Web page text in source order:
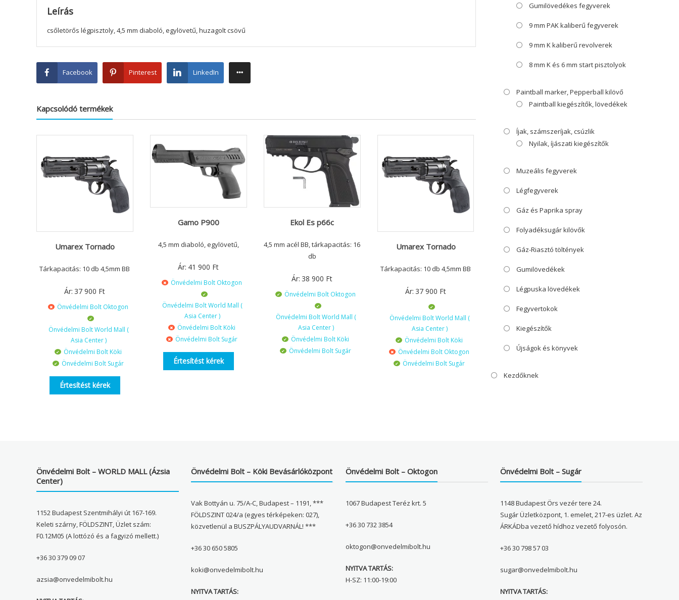
Leírás
csőletörős légpisztoly, 4,5 mm diaboló, egylövetű, huzagolt csövű
Facebook Pinterest LinkedIn
Kapcsolódó termékek
Umarex Tornado
Tárkapacitás: 10 db 4,5mm BB
Ár: 37 900 Ft
Önvédelmi Bolt Oktogon
Önvédelmi Bolt World Mall (
Asia Center )
Önvédelmi Bolt Köki
Önvédelmi Bolt Sugár
Értesítést kérek
Gamo P900
4,5 mm diaboló, egylövetű,
Ár: 41 900 Ft
Önvédelmi Bolt Oktogon
Önvédelmi Bolt World Mall (
Asia Center )
Önvédelmi Bolt Köki
Önvédelmi Bolt Sugár
Értesítést kérek
Ekol Es p66c
4,5 mm acél BB, tárkapacitás: 16
db
Ár: 38 900 Ft
Önvédelmi Bolt Oktogon
Önvédelmi Bolt World Mall (
Asia Center )
Önvédelmi Bolt Köki
Önvédelmi Bolt Sugár
Umarex Tornado
Tárkapacitás: 10 db 4,5mm BB
Ár: 37 900 Ft
Önvédelmi Bolt World Mall (
Asia Center )
Önvédelmi Bolt Köki
Önvédelmi Bolt Oktogon
Önvédelmi Bolt Sugár
Gumilövedékes fegyverek
9 mm PAK kaliberű fegyverek
9 mm K kaliberű revolverek
8 mm K és 6 mm start pisztolyok
Paintball marker, Pepperball kilövő
Paintball kiegészítők, lövedékek
Íjak, számszeríjak, csúzlik
Nyilak, íjászati kiegészítők
Muzeális fegyverek
Légfegyverek
Gáz és Paprika spray
Folyadéksugár kilövők
Gáz-Riasztó töltények
Gumilövedékek
Légpuska lövedékek
Fegyvertokok
Kiegészítők
Újságok és könyvek
Kezdőknek
Önvédelmi Bolt – WORLD MALL (Ázsia
Center)
1152 Budapest Szentmihályi út 167-169.
Keleti szárny, FÖLDSZINT, Üzlet szám:
F0.12M05 (A lottózó és a fagyizó mellett.)
+36 30 379 09 07
azsia@onvedelmibolt.hu
Önvédelmi Bolt – Köki Bevásárlóközpont
Vak Bottyán u. 75/A-C, Budapest – 1191, ***
FÖLDSZINT 024/a (egyes térképeken: 027),
közvetlenül a BUSZPÁLYAUDVARNÁL! ***
+36 30 650 5805
koki@onvedelmibolt.hu
NYITVA TARTÁS:
Önvédelmi Bolt – Oktogon
1067 Budapest Teréz krt. 5
+36 30 732 3854
oktogon@onvedelmibolt.hu
NYITVA TARTÁS:
H-SZ: 11:00-19:00
Önvédelmi Bolt – Sugár
1148 Budapest Örs vezér tere 24.
Sugár Üzletközpont, 1. emelet, 217-es üzlet. Az
ÁRKÁDba vezető hídhoz vezető folyosón.
+36 30 798 57 03
sugar@onvedelmibolt.hu
NYITVA TARTÁS: